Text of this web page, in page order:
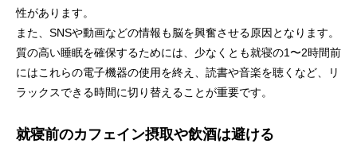
性があります。
また、SNSや動画などの情報も脳を興奮させる原因となります。
質の高い睡眠を確保するためには、少なくとも就寝の1〜2時間前
にはこれらの電子機器の使用を終え、読書や音楽を聴くなど、リ
ラックスできる時間に切り替えることが重要です。
就寝前のカフェイン摂取や飲酒は避ける